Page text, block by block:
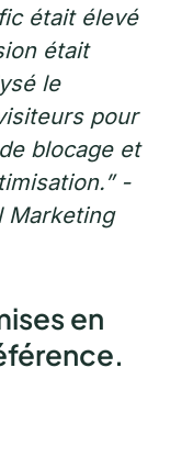
était élevé
était
le
pour
blocage et
-
Marketing
en